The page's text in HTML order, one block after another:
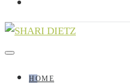
HOME